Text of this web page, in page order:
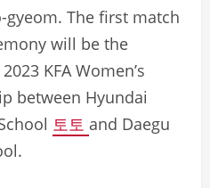
gyeom. The first match
will be the
KFA Women’s
between Hyundai
토토 and Daegu